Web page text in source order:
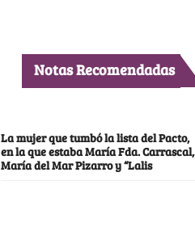
Notas Recomendadas
La mujer que tumbó la lista del Pacto,
en la que estaba María Fda. Carrascal,
María del Mar Pizarro y “Lalis